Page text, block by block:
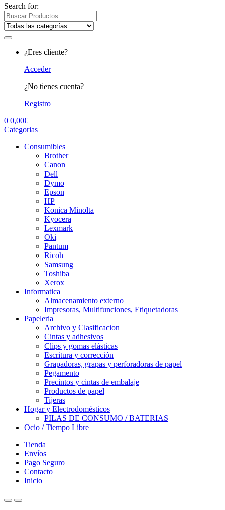
Search for:
¿Eres cliente?
Acceder
¿No tienes cuenta?
Registro
0 0,00€
Categorias
Consumibles
Brother
Canon
Dell
Dymo
Epson
HP
Konica Minolta
Kyocera
Lexmark
Oki
Pantum
Ricoh
Samsung
Toshiba
Xerox
Informatica
Almacenamiento externo
Impresoras, Multifunciones, Etiquetadoras
Papeleria
Archivo y Clasificacion
Cintas y adhesivos
Clips y gomas elásticas
Escritura y corrección
Grapadoras, grapas y perforadoras de papel
Pegamento
Precintos y cintas de embalaje
Productos de papel
Tijeras
Hogar y Electrodomésticos
PILAS DE CONSUMO / BATERIAS
Ocio / Tiempo Libre
Tienda
Envíos
Pago Seguro
Contacto
Inicio